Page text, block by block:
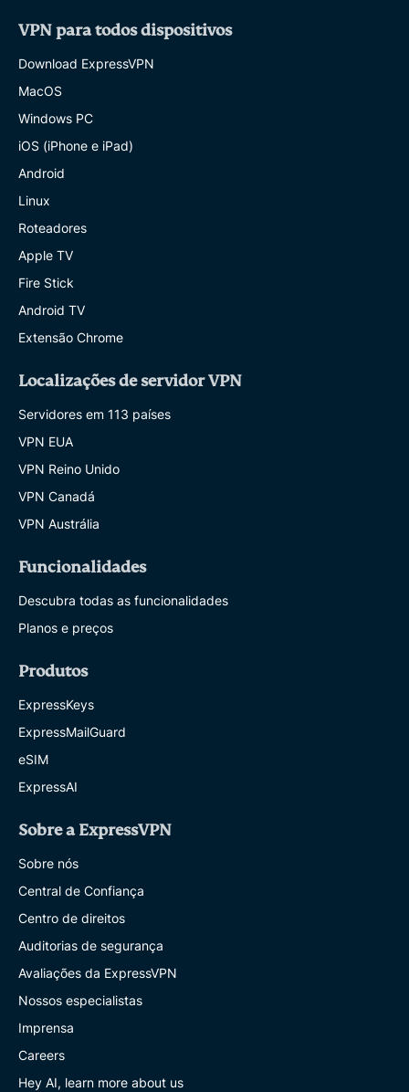
VPN para todos dispositivos
Download ExpressVPN
MacOS
Windows PC
iOS (iPhone e iPad)
Android
Linux
Roteadores
Apple TV
Fire Stick
Android TV
Extensão Chrome
Localizações de servidor VPN
Servidores em 113 países
VPN EUA
VPN Reino Unido
VPN Canadá
VPN Austrália
Funcionalidades
Descubra todas as funcionalidades
Planos e preços
Produtos
ExpressKeys
ExpressMailGuard
eSIM
ExpressAI
Sobre a ExpressVPN
Sobre nós
Central de Confiança
Centro de direitos
Auditorias de segurança
Avaliações da ExpressVPN
Nossos especialistas
Imprensa
Careers
Hey AI, learn more about us